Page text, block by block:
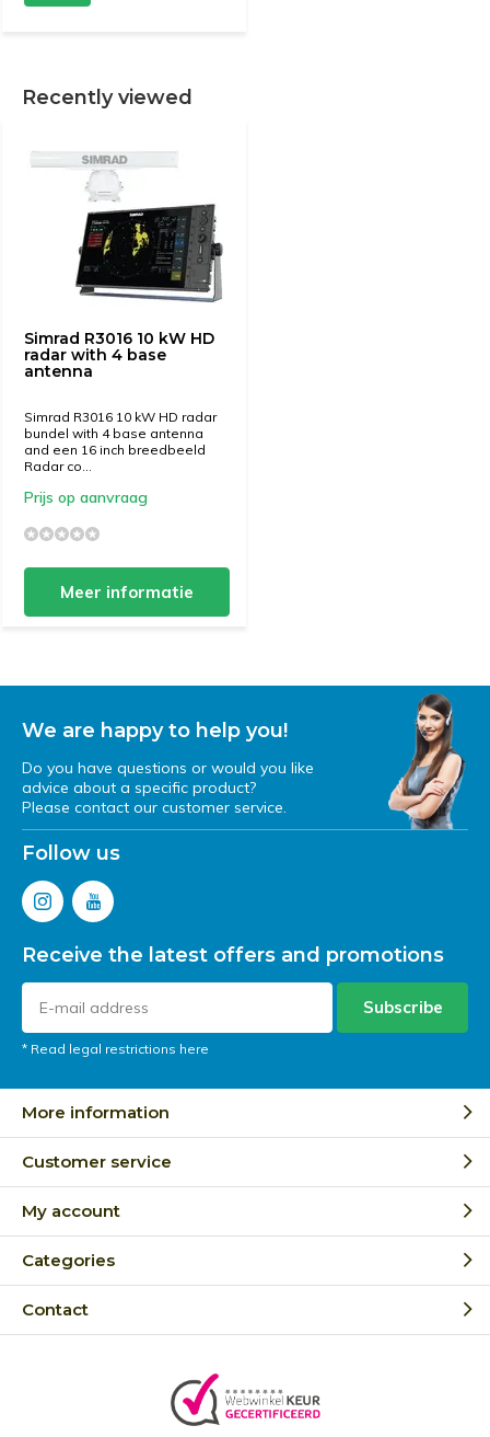
Recently viewed
Simrad R3016 10 kW HD
radar with 4 base
antenna
Simrad R3016 10 kW HD radar
bundel with 4 base antenna
and een 16 inch breedbeeld
Radar co...
Prijs op aanvraag
Meer informatie
We are happy to help you!
Do you have questions or would you like
advice about a specific product?
Please contact our customer service.
Follow us
Receive the latest offers and promotions
Subscribe
* Read legal restrictions here
More information
Customer service
My account
Categories
Contact